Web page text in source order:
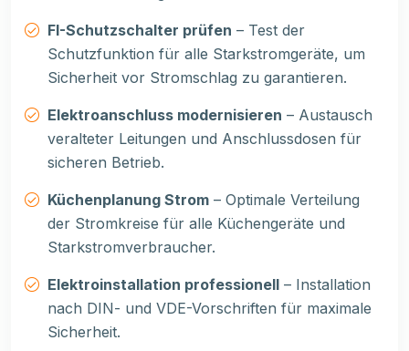
FI-Schutzschalter prüfen – Test der
Schutzfunktion für alle Starkstromgeräte, um
Sicherheit vor Stromschlag zu garantieren.
Elektroanschluss modernisieren – Austausch
veralteter Leitungen und Anschlussdosen für
sicheren Betrieb.
Küchenplanung Strom – Optimale Verteilung
der Stromkreise für alle Küchengeräte und
Starkstromverbraucher.
Elektroinstallation professionell – Installation
nach DIN- und VDE-Vorschriften für maximale
Sicherheit.